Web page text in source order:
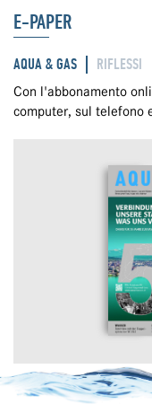
E-PAPER
AQUA & GAS RIFLESSI
Con l'abbonamento
computer, sul telefono